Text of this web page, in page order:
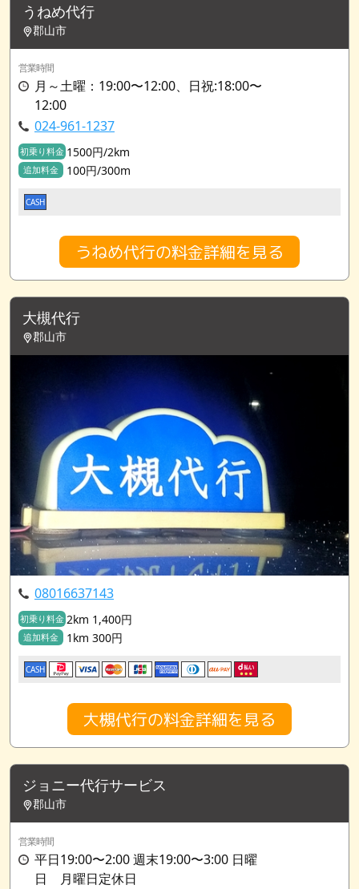
うねめ代行
郡山市
営業時間
月～土曜：19:00〜12:00、日祝:18:00〜
12:00
024-961-1237
初乗り料金 1500円/2km
追加料金 100円/300m
CASH
うねめ代行の料金詳細を見る
大槻代行
郡山市
08016637143
初乗り料金 2km 1,400円
追加料金 1km 300円
CASH
大槻代行の料金詳細を見る
ジョニー代行サービス
郡山市
営業時間
平日19:00〜2:00 週末19:00〜3:00 日曜
日 月曜日定休日